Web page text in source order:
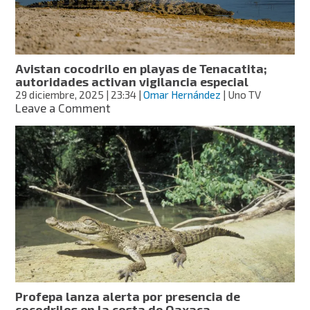
Avistan cocodrilo en playas de Tenacatita;
autoridades activan vigilancia especial
29 diciembre, 2025 | 23:34 |Omar Hernández | Uno TV
Leave a Commenton
cocodrilo
en
playas
de
Tenacatita;
autoridades
activan
vigilancia
especial
Profepa lanza alerta por presencia de